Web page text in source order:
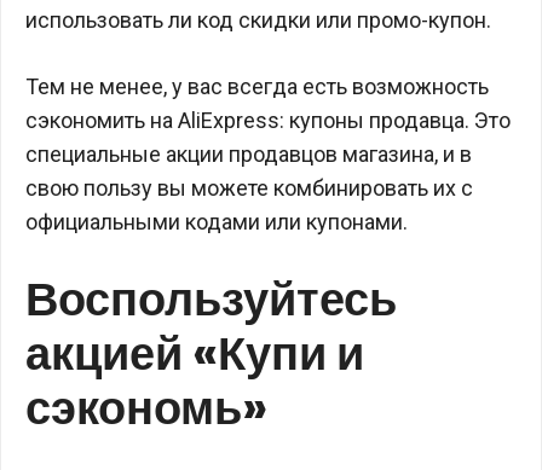
использовать ли код скидки или промо-купон.
Тем не менее, у вас всегда есть возможность
сэкономить на AliExpress: купоны продавца. Это
специальные акции продавцов магазина, и в
свою пользу вы можете комбинировать их с
официальными кодами или купонами.
Воспользуйтесь
акцией «Купи и
сэкономь»